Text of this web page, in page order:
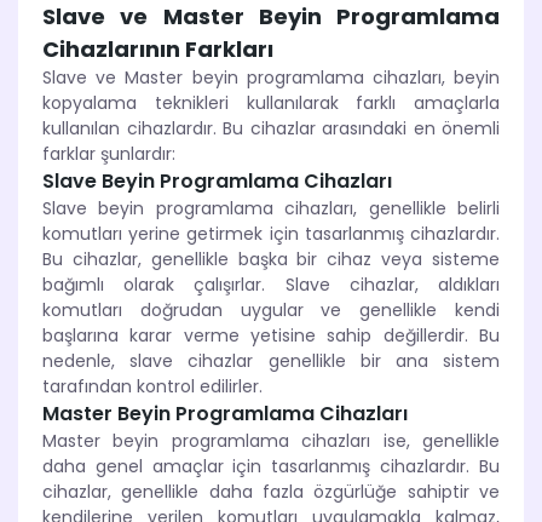
Slave ve Master Beyin Programlama
Cihazlarının Farkları
Slave ve Master beyin programlama cihazları, beyin
kopyalama teknikleri kullanılarak farklı amaçlarla
kullanılan cihazlardır. Bu cihazlar arasındaki en önemli
farklar şunlardır:
Slave Beyin Programlama Cihazları
Slave beyin programlama cihazları, genellikle belirli
komutları yerine getirmek için tasarlanmış cihazlardır.
Bu cihazlar, genellikle başka bir cihaz veya sisteme
bağımlı olarak çalışırlar. Slave cihazlar, aldıkları
komutları doğrudan uygular ve genellikle kendi
başlarına karar verme yetisine sahip değillerdir. Bu
nedenle, slave cihazlar genellikle bir ana sistem
tarafından kontrol edilirler.
Master Beyin Programlama Cihazları
Master beyin programlama cihazları ise, genellikle
daha genel amaçlar için tasarlanmış cihazlardır. Bu
cihazlar, genellikle daha fazla özgürlüğe sahiptir ve